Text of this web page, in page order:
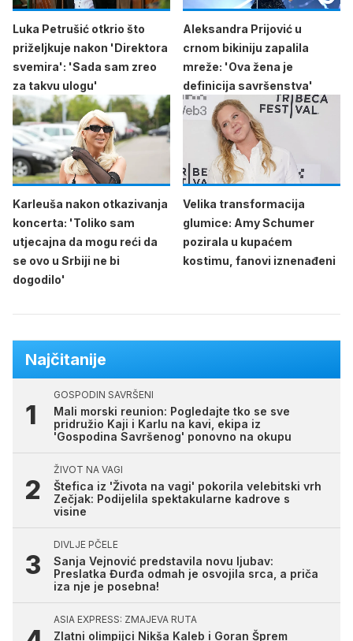
Luka Petrušić otkrio što
priželjkuje nakon 'Direktora
svemira': 'Sada sam zreo
za takvu ulogu'
Aleksandra Prijović u
crnom bikiniju zapalila
mreže: 'Ova žena je
definicija savršenstva'
Karleuša nakon otkazivanja
koncerta: 'Toliko sam
utjecajna da mogu reći da
se ovo u Srbiji ne bi
dogodilo'
Velika transformacija
glumice: Amy Schumer
pozirala u kupaćem
kostimu, fanovi iznenađeni
Najčitanije
GOSPODIN SAVRŠENI
Mali morski reunion: Pogledajte tko se sve
pridružio Kaji i Karlu na kavi, ekipa iz
'Gospodina Savršenog' ponovno na okupu
ŽIVOT NA VAGI
Štefica iz 'Života na vagi' pokorila velebitski vrh
Zečjak: Podijelila spektakularne kadrove s
visine
DIVLJE PČELE
Sanja Vejnović predstavila novu ljubav:
Preslatka Đurđa odmah je osvojila srca, a priča
iza nje je posebna!
ASIA EXPRESS: ZMAJEVA RUTA
Zlatni olimpijci Nikša Kaleb i Goran Šprem